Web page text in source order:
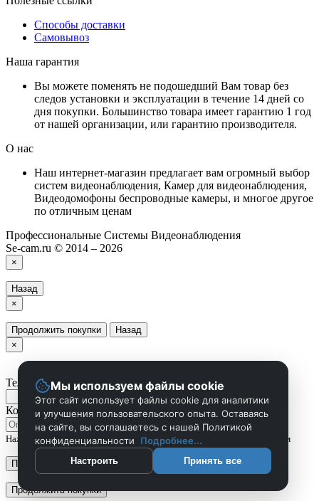
Способы доставки
Самовывоз
Наша гарантия
Вы можете поменять не подошедший Вам товар без
следов установки и эксплуатации в течение 14 дней со
дня покупки. Большинство товара имеет гарантию 1 год
от нашей организации, или гарантию производителя.
О нас
Наш интернет-магазин предлагает вам огромный выбор
систем видеонаблюдения, Камер для видеонаблюдения,
Видеодомофоны беспроводные камеры, и многое другое
по отличным ценам
Профессиональные Системы Видеонаблюдения
Se-cam.ru © 2014 – 2026
×
Назад
×
Продолжить покупки
Назад
×
Телефон
Комментарий
Нажмите Отправить чтобы сделать запрос, и мы вам скоро перезвоним
Применить
Продолжить покупки
Мы используем файлы cookie
Этот сайт использует файлы cookie для аналитики
и улучшения пользовательского опыта. Оставаясь
на сайте, вы соглашаетесь с нашей Политикой
конфиденциальности
Подробнее...
Настроить Принять все